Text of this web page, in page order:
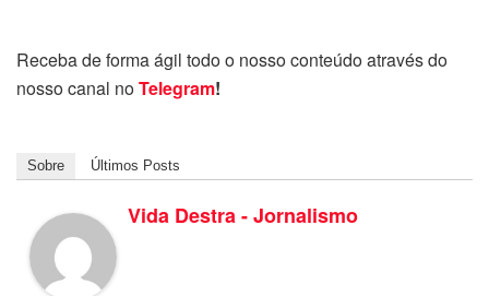
Receba de forma ágil todo o nosso conteúdo através do
nosso canal noTelegram!
Sobre Últimos Posts
Vida Destra - Jornalismo